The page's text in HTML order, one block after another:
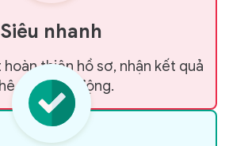
Siêu nhanh
hoàn thiện hồ sơ, nhận kết quả
duyệt tự động.